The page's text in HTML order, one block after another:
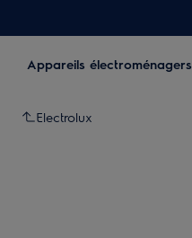
Appareils électroménagers
Electrolux